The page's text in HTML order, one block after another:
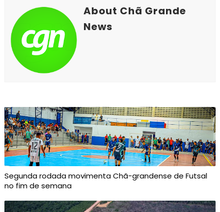
About Chã Grande
News
Segunda rodada movimenta Chã-grandense de Futsal
no fim de semana